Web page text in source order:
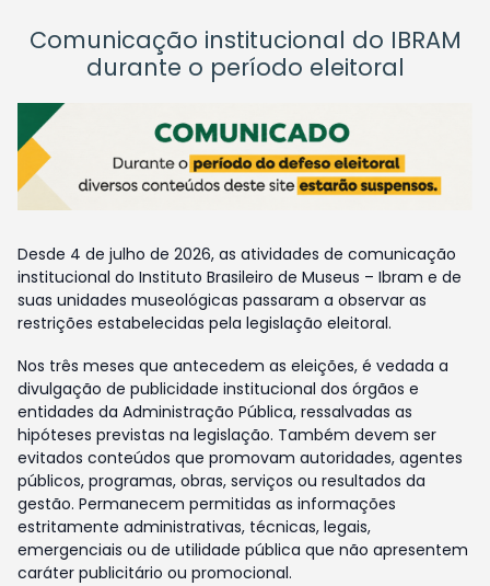
Comunicação institucional do IBRAM
durante o período eleitoral
Desde 4 de julho de 2026, as atividades de comunicação
institucional do Instituto Brasileiro de Museus – Ibram e de
suas unidades museológicas passaram a observar as
restrições estabelecidas pela legislação eleitoral.
Nos três meses que antecedem as eleições, é vedada a
divulgação de publicidade institucional dos órgãos e
entidades da Administração Pública, ressalvadas as
hipóteses previstas na legislação. Também devem ser
evitados conteúdos que promovam autoridades, agentes
públicos, programas, obras, serviços ou resultados da
gestão. Permanecem permitidas as informações
estritamente administrativas, técnicas, legais,
emergenciais ou de utilidade pública que não apresentem
caráter publicitário ou promocional.